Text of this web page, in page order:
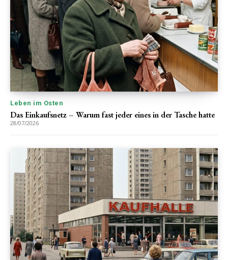
Leben im Osten
Das Einkaufsnetz – Warum fast jeder eines in der Tasche hatte
28/07/2026